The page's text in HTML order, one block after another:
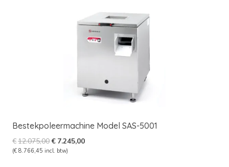
Bestekpoleermachine Model SAS-5001
€12.075,00Oorspronkelijke
prijs
€ 7.245,00Huidige
(€ 8.766,45 incl. btw)